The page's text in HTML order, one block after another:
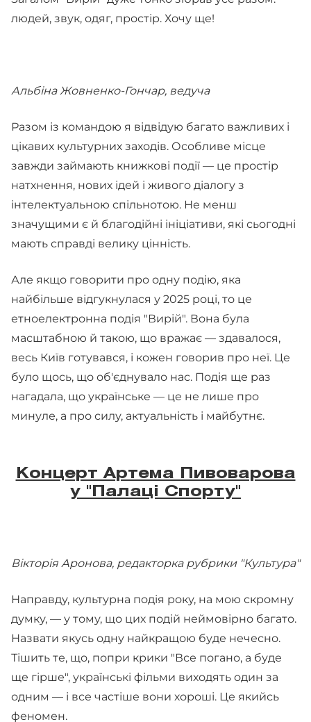
людей, звук, одяг, простір. Хочу ще!
Альбіна Жовненко-Гончар, ведуча
Разом із командою я відвідую багато важливих і
цікавих культурних заходів. Особливе місце
завжди займають книжкові події — це простір
натхнення, нових ідей і живого діалогу з
інтелектуальною спільнотою. Не менш
значущими є й благодійні ініціативи, які сьогодні
мають справді велику цінність.
Але якщо говорити про одну подію, яка
найбільше відгукнулася у 2025 році, то це
етноелектронна подія "Вирій". Вона була
масштабною й такою, що вражає — здавалося,
весь Київ готувався, і кожен говорив про неї. Це
було щось, що об'єднувало нас. Подія ще раз
нагадала, що українське — це не лише про
минуле, а про силу, актуальність і майбутнє.
Концерт Артема Пивоварова
у "Палаці Спорту"
Вікторія Аронова, редакторка рубрики "Культура"
Направду, культурна подія року, на мою скромну
думку, — у тому, що цих подій неймовірно багато.
Назвати якусь одну найкращою буде нечесно.
Тішить те, що, попри крики "Все погано, а буде
ще гірше", українські фільми виходять один за
одним — і все частіше вони хороші. Це якийсь
феномен.